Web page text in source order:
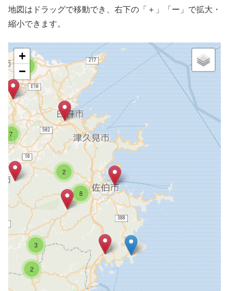
地図はドラッグで移動でき、右下の「＋」「ー」で拡大・
縮小できます。
2
3
8
7
8
2
+
−